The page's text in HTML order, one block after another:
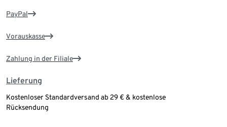
PayPal
Vorauskasse
Zahlung in der Filiale
Lieferung
Kostenloser Standardversand ab 29 € & kostenlose
Rücksendung